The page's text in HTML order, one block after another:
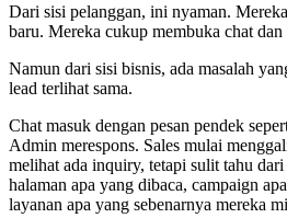
Dari sisi pelanggan, ini nyaman.
baru. Mereka cukup membuka chat dan
Namun dari sisi bisnis, ada masalah
lead terlihat sama.
Chat masuk dengan pesan pendek
Admin merespons. Sales mulai
melihat ada inquiry, tetapi sulit tahu
halaman apa yang dibaca, campaign
layanan apa yang sebenarnya mereka